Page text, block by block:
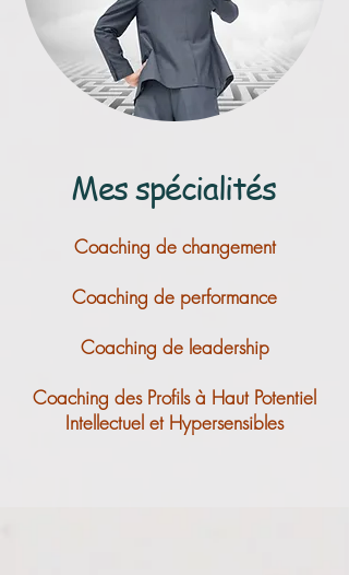
Mes spécialités
Coaching de changement
Coaching de performance
Coaching de leadership
Coaching des Profils à Haut Potentiel
Intellectuel et Hypersensibles